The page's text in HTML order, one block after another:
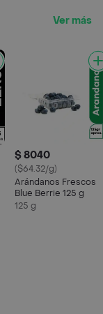
Ver más
$ 8040
($64.32/g)
Arándanos Frescos
Blue Berrie 125 g
125 g